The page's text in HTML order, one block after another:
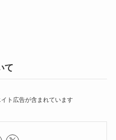
て
ト広告が含まれています